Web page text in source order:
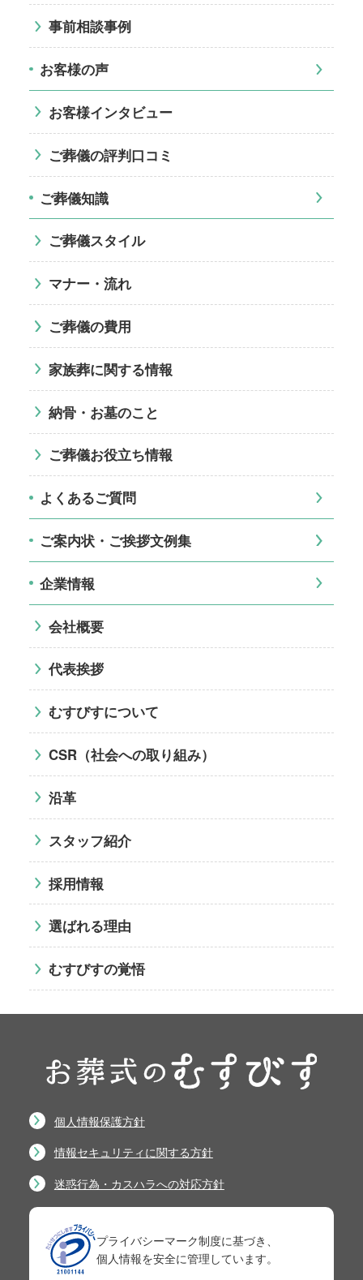
事前相談事例
お客様の声
お客様インタビュー
ご葬儀の評判口コミ
ご葬儀知識
ご葬儀スタイル
マナー・流れ
ご葬儀の費用
家族葬に関する情報
納骨・お墓のこと
ご葬儀お役立ち情報
よくあるご質問
ご案内状・ご挨拶文例集
企業情報
会社概要
代表挨拶
むすびすについて
CSR（社会への取り組み）
沿革
スタッフ紹介
採用情報
選ばれる理由
むすびすの覚悟
個人情報保護方針
情報セキュリティに関する方針
迷惑行為・カスハラへの対応方針
プライバシーマーク制度に基づき、
個人情報を安全に管理しています。